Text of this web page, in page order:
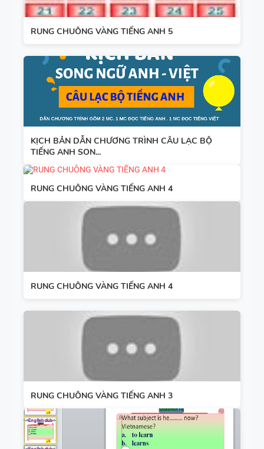
RUNG CHUÔNG VÀNG TIẾNG ANH 5
KỊCH BẢN DẪN CHƯƠNG TRÌNH CÂU LẠC BỘ
TIẾNG ANH SON...
RUNG CHUÔNG VÀNG TIẾNG ANH 4
RUNG CHUÔNG VÀNG TIẾNG ANH 4
RUNG CHUÔNG VÀNG TIẾNG ANH 3